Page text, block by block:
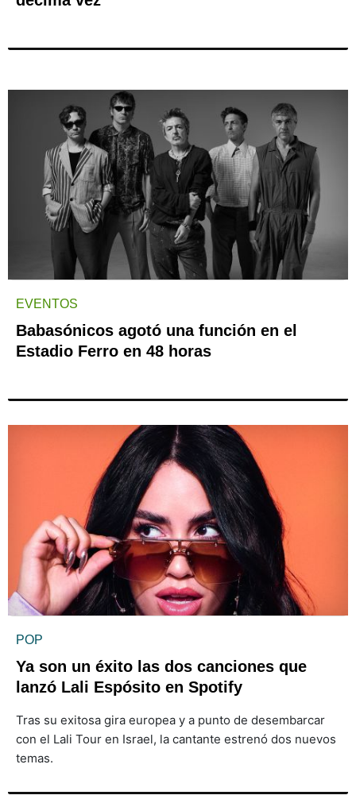
EVENTOS
Babasónicos agotó una función en el
Estadio Ferro en 48 horas
POP
Ya son un éxito las dos canciones que
lanzó Lali Espósito en Spotify
Tras su exitosa gira europea y a punto de desembarcar
con el Lali Tour en Israel, la cantante estrenó dos nuevos
temas.